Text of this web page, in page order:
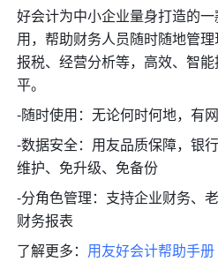
好会计为中小企业量身打造的
用，帮助财务人员随时随地管理
报税、经营分析等，高效、智
平。
-随时使用：无论何时何地，有
-数据安全：用友品质保障，银
维护、免升级、免备份
-分角色管理：支持企业财务、
财务报表
了解更多： 用友好会计帮助手册